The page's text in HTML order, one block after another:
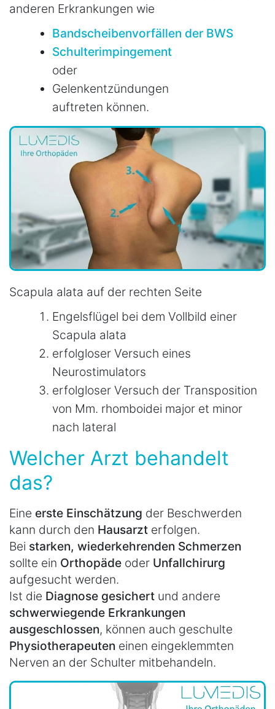
anderen Erkrankungen wie
Bandscheibenvorfällen der BWS
Schulterimpingement
oder
Gelenkentzündungen
auftreten können.
Scapula alata auf der rechten Seite
Engelsflügel bei dem Vollbild einer
Scapula alata
erfolgloser Versuch eines
Neurostimulators
erfolgloser Versuch der Transposition
von Mm. rhomboidei major et minor
nach lateral
Welcher Arzt behandelt
das?
Eine erste Einschätzung der Beschwerden
kann durch den Hausarzt erfolgen.
Bei starken, wiederkehrenden Schmerzen
sollte ein Orthopäde oder Unfallchirurg
aufgesucht werden.
Ist die Diagnose gesichert und andere
schwerwiegende Erkrankungen
ausgeschlossen, können auch geschulte
Physiotherapeuten einen eingeklemmten
Nerven an der Schulter mitbehandeln.